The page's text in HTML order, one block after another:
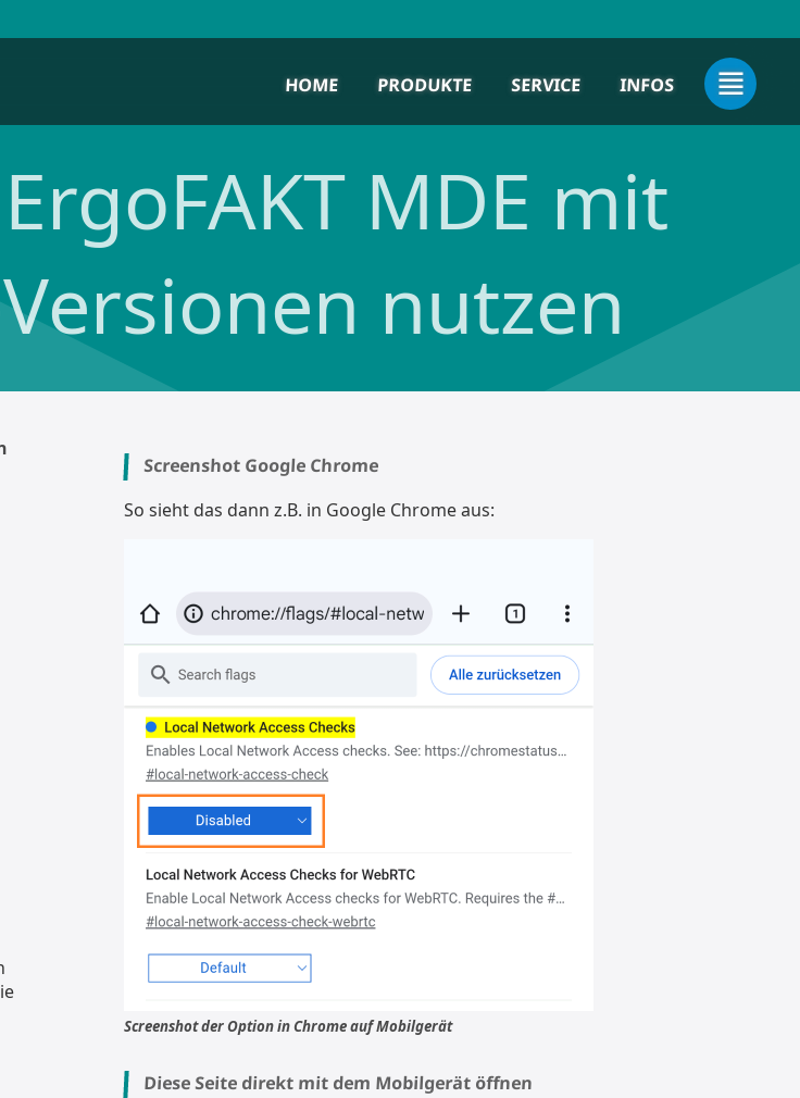
HOME PRODUKTE SERVICE INFOS
MDE mit
nutzen
Screenshot Google Chrome
So sieht das dann z.B. in Google Chrome aus:
Screenshot der Option in Chrome auf Mobilgerät
Diese Seite direkt mit dem Mobilgerät öffnen